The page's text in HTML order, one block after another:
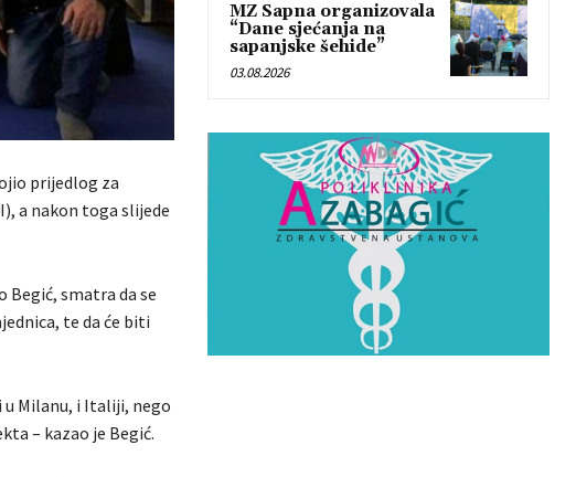
prijedlog za
a nakon toga slijede
Begić, smatra da se
te da će biti
u Milanu, i Italiji, nego
– kazao je Begić.
MZ Sapna organizovala
“Dane sjećanja na
sapanjske šehide”
03.08.2026